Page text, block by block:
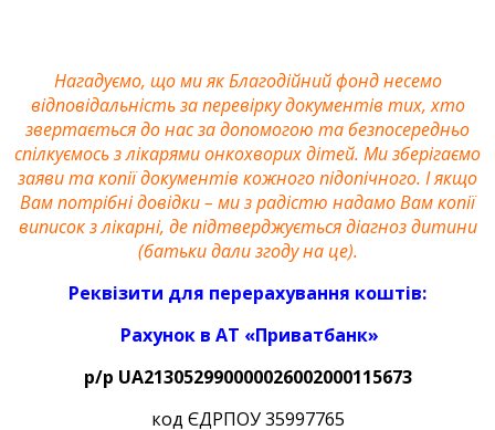
Нагадуємо, що ми як Благодійний фонд несемо
відповідальність за перевірку документів тих, хто
звертається до нас за допомогою та безпосередньо
спілкуємось з лікарями онкохворих дітей. Ми зберігаємо
заяви та копії документів кожного підопічного. І якщо
Вам потрібні довідки – ми з радістю надамо Вам копії
виписок з лікарні, де підтверджується діагноз дитини
(батьки дали згоду на це).
Реквізити для перерахування коштів:
Рахунок в АТ «Приватбанк»
р/р UA213052990000026002000115673
код ЄДРПОУ 35997765